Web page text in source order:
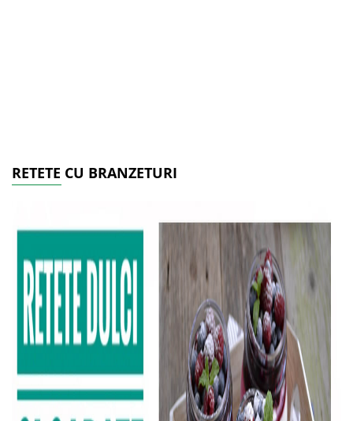
RETETE CU BRANZETURI